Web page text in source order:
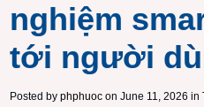
nghiệm
tới người
Posted by phphuoc on June 11, 2026 in